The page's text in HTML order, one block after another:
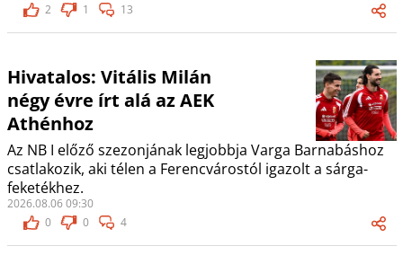
2
1 13
Hivatalos: Vitális Milán
négy évre írt alá az AEK
Athénhoz
Az NB I előző szezonjának legjobbja Varga Barnabáshoz
csatlakozik, aki télen a Ferencvárostól igazolt a sárga-
feketékhez.
2026.08.06 09:30
0
0 4